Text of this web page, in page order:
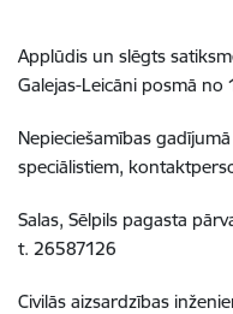
Applūdis un slēgts
Galejas-Leicāni posmā
Nepieciešamības
speciālistiem,
Salas, Sēlpils pagasta
t. 26587126
Civilās aizsardzības